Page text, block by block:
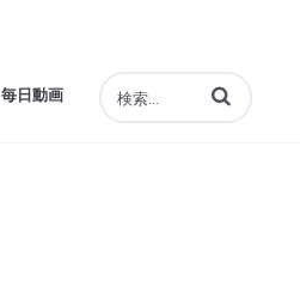
毎日動画 動画の検索語句